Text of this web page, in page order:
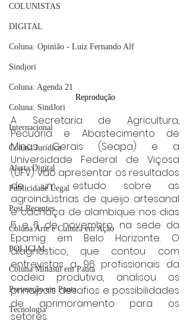
COLUNISTAS
DIGITAL
Coluna: Opinião - Luiz Fernando Alf
Sindjori
Coluna: Agenda 21
Coluna: SindJori
Internacional
Coluna Jurídica
Alerta Digital
Publicidade Legal
Post Recentes
Coluna Arte e Cultura em Ação
POLICIAL
Coluna Minasul em Pauta
Prevenção em Pauta
Tecnologia
Reprodução
A Secretaria de Agricultura,
Pecuária e Abastecimento de
Minas Gerais (Seapa) e a
Universidade Federal de Viçosa
(UFV) vão apresentar os resultados
de um estudo sobre as
agroindústrias de queijo artesanal
e cachaça de alambique nos dias
5 e 6 de novembro, na sede da
Epamig em Belo Horizonte. O
diagnóstico, que contou com
entrevistas a 96 profissionais da
cadeia produtiva, analisou os
principais desafios e possibilidades
de aprimoramento para os
setores.